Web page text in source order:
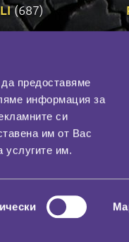
предоставяме
информация за
си
им от Вас
услугите им.
(687)
Социална мрежа
НАШИЯТ